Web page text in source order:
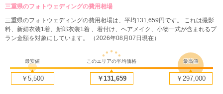
三重県のフォトウェディングの費用相場
三重県のフォトウェディングの費用相場は、平均131,659円です。 これは撮影
料、新婦衣装1着、新郎衣装1着 、着付け、ヘアメイク、小物一式が含まれるプ
ラン金額を対象にしています。 （2026年08月07日現在）
最安値
￥5,500
このエリアの平均価格
￥131,659
最高値
￥297,000